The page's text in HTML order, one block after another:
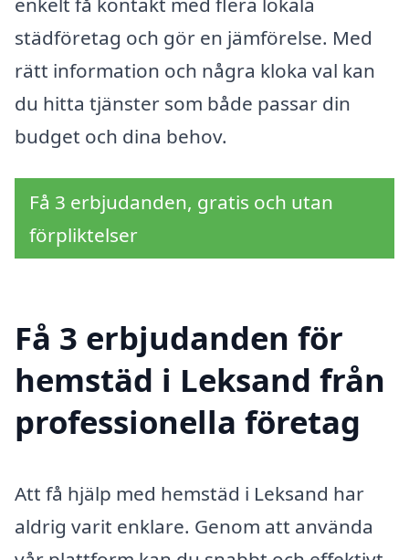
städföretag och gör en jämförelse. Med
rätt information och några kloka val kan
du hitta tjänster som både passar din
budget och dina behov.
Få 3 erbjudanden, gratis och utan
förpliktelser
Få 3 erbjudanden för
hemstäd i Leksand från
professionella företag
Att få hjälp med hemstäd i Leksand har
aldrig varit enklare. Genom att använda